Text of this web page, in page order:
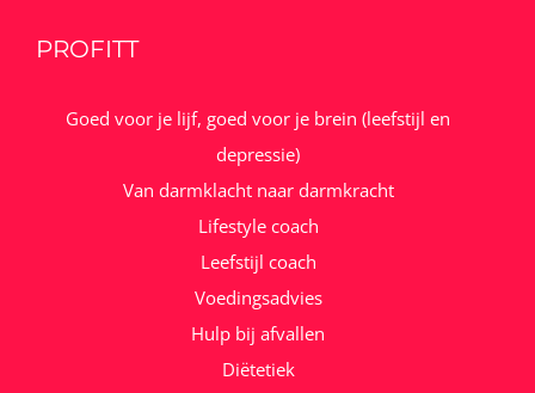
PROFITT
Goed voor je lijf, goed voor je brein (leefstijl en
depressie)
Van darmklacht naar darmkracht
Lifestyle coach
Leefstijl coach
Voedingsadvies
Hulp bij afvallen
Diëtetiek